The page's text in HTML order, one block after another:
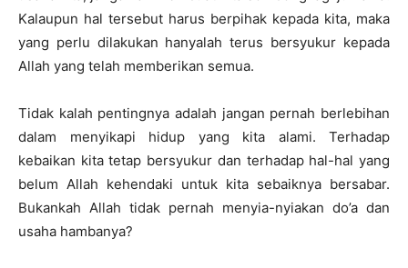
Kalaupun hal tersebut harus berpihak kepada kita, maka
yang perlu dilakukan hanyalah terus bersyukur kepada
Allah yang telah memberikan semua.
Tidak kalah pentingnya adalah jangan pernah berlebihan
dalam menyikapi hidup yang kita alami. Terhadap
kebaikan kita tetap bersyukur dan terhadap hal-hal yang
belum Allah kehendaki untuk kita sebaiknya bersabar.
Bukankah Allah tidak pernah menyia-nyiakan do’a dan
usaha hambanya?